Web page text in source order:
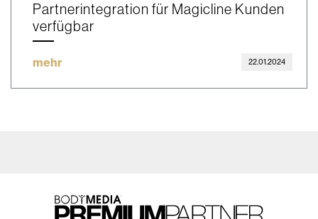
Partnerintegration für Magicline Kunden
verfügbar
mehr 22.01.2024